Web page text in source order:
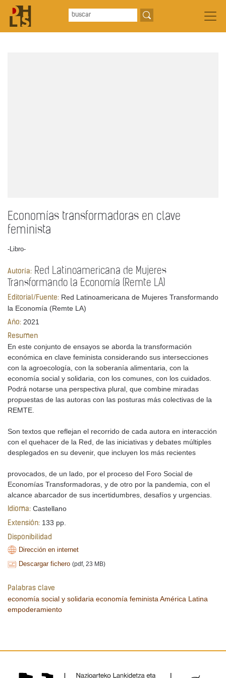
Economías transformadoras en clave
feminista
-Libro-
Autoría: Red Latinoamericana de Mujeres
Transformando la Economía (Remte LA)
Editorial/Fuente: Red Latinoamericana de Mujeres Transformando
la Economía (Remte LA)
Año: 2021
Resumen
En este conjunto de ensayos se aborda la transformación
económica en clave feminista considerando sus intersecciones
con la agroecología, con la soberanía alimentaria, con la
economía social y solidaria, con los comunes, con los cuidados.
Podrá notarse una perspectiva plural, que combine miradas
propuestas de las autoras con las posturas más colectivas de la
REMTE.
Son textos que reflejan el recorrido de cada autora en interacción
con el quehacer de la Red, de las iniciativas y debates múltiples
desplegados en su devenir, que incluyen los más recientes
provocados, de un lado, por el proceso del Foro Social de
Economías Transformadoras, y de otro por la pandemia, con el
alcance abarcador de sus incertidumbres, desafíos y urgencias.
Idioma: Castellano
Extensión: 133 pp.
Disponibilidad
Dirección en internet
Descargar fichero (pdf, 23 MB)
Palabras clave
economía social y solidaria economía feminista América Latina
empoderamiento